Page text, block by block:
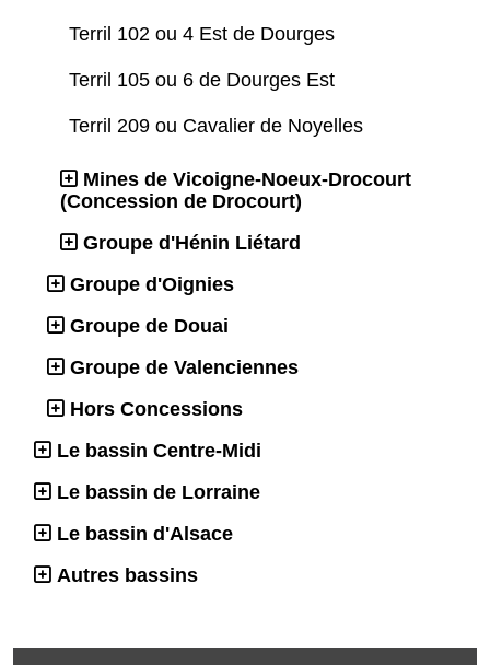
Terril 102 ou 4 Est de Dourges
Terril 105 ou 6 de Dourges Est
Terril 209 ou Cavalier de Noyelles
Mines de Vicoigne-Noeux-Drocourt
(Concession de Drocourt)
Groupe d'Hénin Liétard
Groupe d'Oignies
Groupe de Douai
Groupe de Valenciennes
Hors Concessions
Le bassin Centre-Midi
Le bassin de Lorraine
Le bassin d'Alsace
Autres bassins